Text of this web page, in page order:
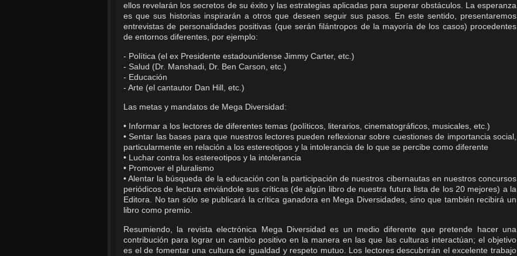
ellos revelarán los secretos de su éxito y las estrategias aplicadas para superar obstáculos. La esperanza
es que sus historias inspirarán a otros que deseen seguir sus pasos. En este sentido, presentaremos
entrevistas de personalidades positivas (que serán filántropos de la mayoría de los casos) procedentes
de entornos diferentes, por ejemplo:
- Política (el ex Presidente estadounidense Jimmy Carter, etc.)
- Salud (Dr. Manshadi, Dr. Ben Carson, etc.)
- Educación
- Arte (el cantautor Dan Hill, etc.)
Las metas y mandatos de Mega Diversidad:
• Informar a los lectores de diferentes temas (políticos, literarios, cinematográficos, musicales, etc.)
• Sentar las bases para que nuestros lectores pueden reflexionar sobre cuestiones de importancia social,
particularmente en relación a los estereotipos y la intolerancia de lo que se percibe como diferente
• Luchar contra los estereotipos y la intolerancia
• Promover el pluralismo
• Alentar la búsqueda de la educación con la participación de nuestros cibernautas en nuestros concursos
periódicos de lectura enviándole sus críticas (de algún libro de nuestra futura lista de los 20 mejores) a la
Editora. No tan sólo se publicará la crítica ganadora en Mega Diversidades, sino que también recibirá un
libro como premio.
Resumiendo, la revista electrónica Mega Diversidad es un medio diferente que pretende hacer una
contribución para lograr un cambio positivo en la manera en las que las culturas interactúan; el objetivo
es el de fomentar una cultura de igualdad y respeto mutuo. Los lectores descubrirán el excelente trabajo